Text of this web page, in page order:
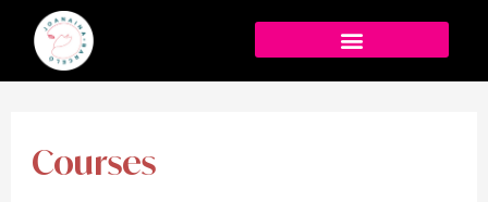
Courses